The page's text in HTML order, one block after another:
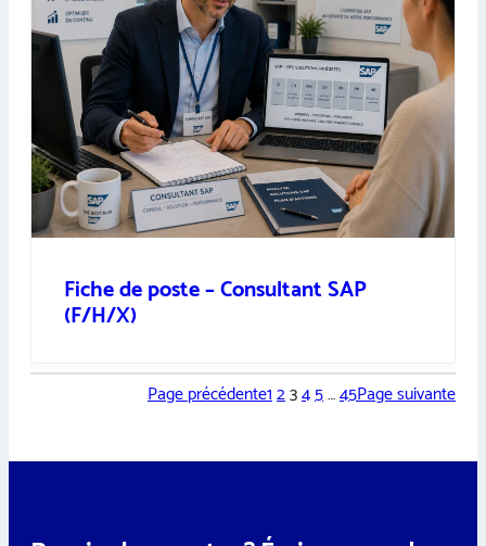
Fiche de poste – Consultant SAP
(F/H/X)
Page précédente12345…45Page suivante